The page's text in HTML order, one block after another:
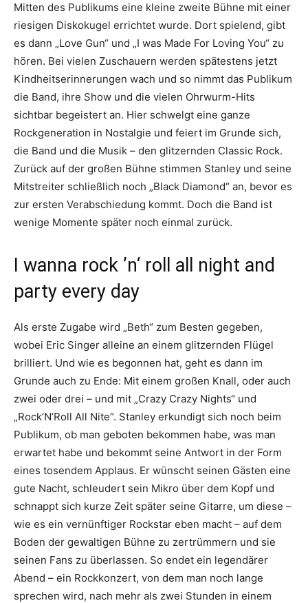
Mitten des Publikums eine kleine zweite Bühne mit einer
riesigen Diskokugel errichtet wurde. Dort spielend, gibt
es dann „Love Gun“ und „I was Made For Loving You“ zu
hören. Bei vielen Zuschauern werden spätestens jetzt
Kindheitserinnerungen wach und so nimmt das Publikum
die Band, ihre Show und die vielen Ohrwurm-Hits
sichtbar begeistert an. Hier schwelgt eine ganze
Rockgeneration in Nostalgie und feiert im Grunde sich,
die Band und die Musik – den glitzernden Classic Rock.
Zurück auf der großen Bühne stimmen Stanley und seine
Mitstreiter schließlich noch „Black Diamond“ an, bevor es
zur ersten Verabschiedung kommt. Doch die Band ist
wenige Momente später noch einmal zurück.
I wanna rock ’n‘ roll all night and
party every day
Als erste Zugabe wird „Beth“ zum Besten gegeben,
wobei Eric Singer alleine an einem glitzernden Flügel
brilliert. Und wie es begonnen hat, geht es dann im
Grunde auch zu Ende: Mit einem großen Knall, oder auch
zwei oder drei – und mit „Crazy Crazy Nights“ und
„Rock’N’Roll All Nite“. Stanley erkundigt sich noch beim
Publikum, ob man geboten bekommen habe, was man
erwartet habe und bekommt seine Antwort in der Form
eines tosendem Applaus. Er wünscht seinen Gästen eine
gute Nacht, schleudert sein Mikro über dem Kopf und
schnappt sich kurze Zeit später seine Gitarre, um diese –
wie es ein vernünftiger Rockstar eben macht – auf dem
Boden der gewaltigen Bühne zu zertrümmern und sie
seinen Fans zu überlassen. So endet ein legendärer
Abend – ein Rockkonzert, von dem man noch lange
sprechen wird, nach mehr als zwei Stunden in einem